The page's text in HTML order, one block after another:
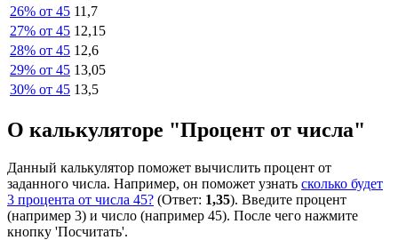
26% от 45 11,7
27% от 45 12,15
28% от 45 12,6
29% от 45 13,05
30% от 45 13,5
О калькуляторе "Процент от числа"
Данный калькулятор поможет вычислить процент от
заданного числа. Например, он поможет узнать сколько будет
3 процента от числа 45? (Ответ: 1,35). Введите процент
(например 3) и число (например 45). После чего нажмите
кнопку 'Посчитать'.